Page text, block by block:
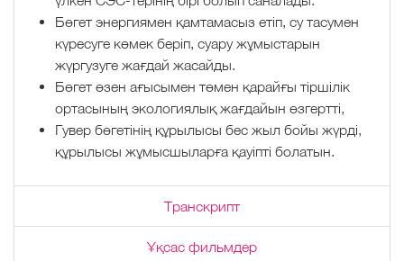
Бөгет энергиямен қамтамасыз етіп, су тасумен
күресуге көмек беріп, суару жұмыстарын
жүргузуге жағдай жасайды.
Бөгет өзен ағысымен төмен қарайғы тіршілік
ортасының экологиялық жағдайын өзгертті,
Гувер бөгетінің құрылысы бес жыл бойы жүрді,
құрылысы жұмысшыларға қауіпті болатын.
Транскрипт
Ұқсас фильмдер